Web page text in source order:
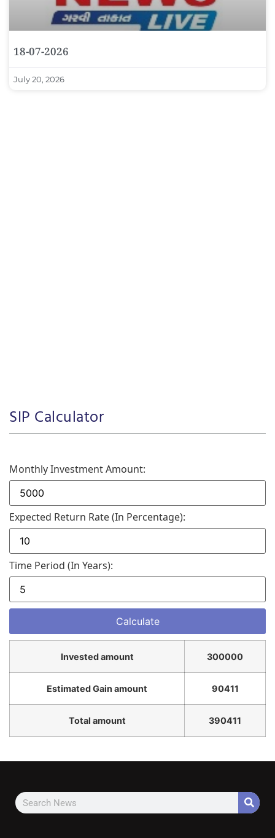
18-07-2026
July 20, 2026
SIP Calculator
Monthly Investment Amount:
Expected Return Rate (in Percentage):
Time Period (in Years):
Invested amount 300000
Estimated Gain amount 90411
Total amount 390411